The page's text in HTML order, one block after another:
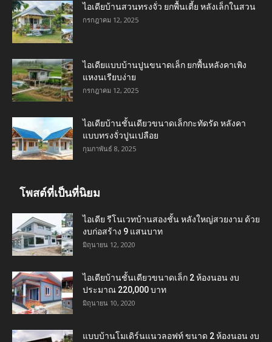
ไอเดียบ้านสวนทรงจั่ว ยกพื้นเตี้ย หลังเล็กในสวน
กรกฎาคม 12, 2025
ไอเดียแบบบ้านปูนขนาดเล็ก ยกพื้นหลังคาเพิง
แหงนเรียบง่าย
กรกฎาคม 12, 2025
ไอเดียบ้านชั้นเดียวขนาดเล็กกะทัดรัด หลังคา
แบบทรงจั่วปูนเปลือย
กุมภาพันธ์ 8, 2025
โพสต์ที่เป็นที่นิยม
ไอเดีย รีโนเวทบ้านสองชั้น หลังใหญ่สวยงาม ด้วย
งบก่อสร้าง 9 แสนบาท
มิถุนายน 12, 2020
ไอเดียบ้านชั้นเดียวขนาดเล็ก 2 ห้องนอน งบ
ประมาณ 220,000 บาท
มิถุนายน 10, 2020
แบบบ้านโมเดิร์นแนวลอฟท์ ขนาด 2 ห้องนอน งบ